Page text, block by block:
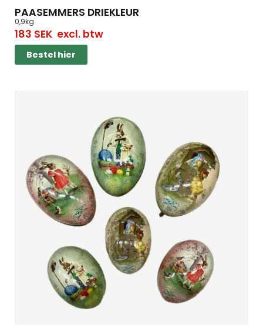
PAASEMMERS DRIEKLEUR
0,9kg
183 SEKexcl. btw
Bestel hier